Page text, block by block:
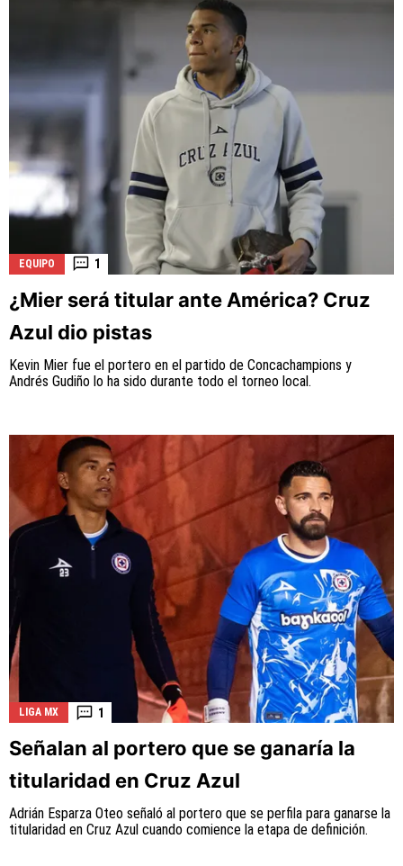
EQUIPO 1
¿Mier será titular ante América? Cruz
Azul dio pistas
Kevin Mier fue el portero en el partido de Concachampions y
Andrés Gudiño lo ha sido durante todo el torneo local.
LIGA MX 1
Señalan al portero que se ganaría la
titularidad en Cruz Azul
Adrián Esparza Oteo señaló al portero que se perfila para ganarse la
titularidad en Cruz Azul cuando comience la etapa de definición.